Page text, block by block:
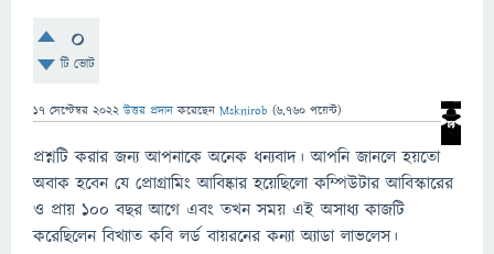
0
টি ভোট
17 সেপ্টেম্বর 2022 উত্তর প্রদান করেছেন Msknirob (6,760 পয়েন্ট)
প্রশ্নটি করার জন্য আপনাকে অনেক ধন্যবাদ। আপনি জানলে হয়তো
অবাক হবেন যে প্রোগ্রামিং আবিষ্কার হয়েছিলো কম্পিউটার আবিস্কারের
ও প্রায় ১০০ বছর আগে এবং তখন সময় এই অসাধ্য কাজটি
করেছিলেন বিখ্যাত কবি লর্ড বায়রনের কন্যা অ্যাডা লাভলেস।